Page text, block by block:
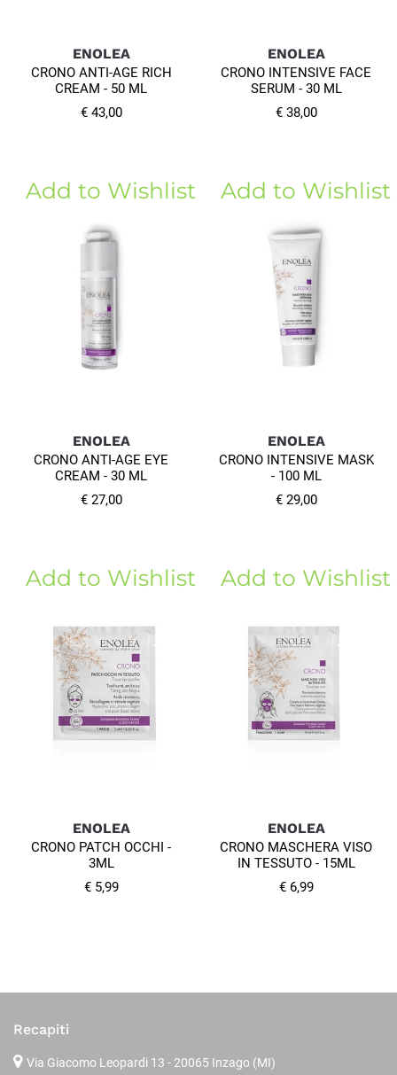
ENOLEA
CRONO ANTI-AGE RICH
CREAM - 50 ML
€ 43,00
ENOLEA
CRONO INTENSIVE FACE
SERUM - 30 ML
€ 38,00
Add to Wishlist
ENOLEA
CRONO ANTI-AGE EYE
CREAM - 30 ML
€ 27,00
Add to Wishlist
ENOLEA
CRONO INTENSIVE MASK
- 100 ML
€ 29,00
Add to Wishlist
ENOLEA
CRONO PATCH OCCHI -
3ML
€ 5,99
Add to Wishlist
ENOLEA
CRONO MASCHERA VISO
IN TESSUTO - 15ML
€ 6,99
Recapiti
Via Giacomo Leopardi 13 - 20065 Inzago (MI)